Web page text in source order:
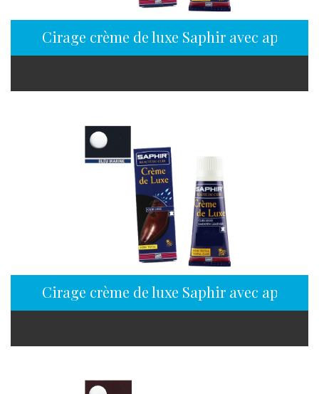
Cirage crème de luxe Saphir avec
Cirage crème de luxe Saphir avec